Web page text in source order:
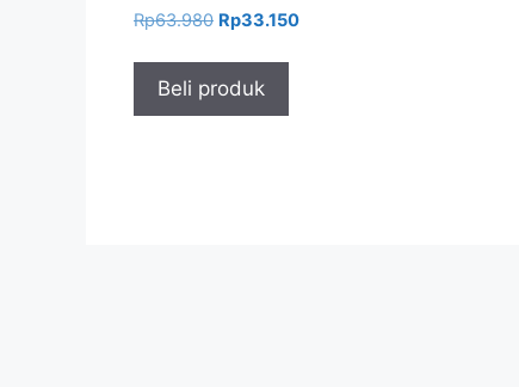
Rp63.980 Harga
adalah:
Rp63.980.
Rp33.150Harga
Beli produk